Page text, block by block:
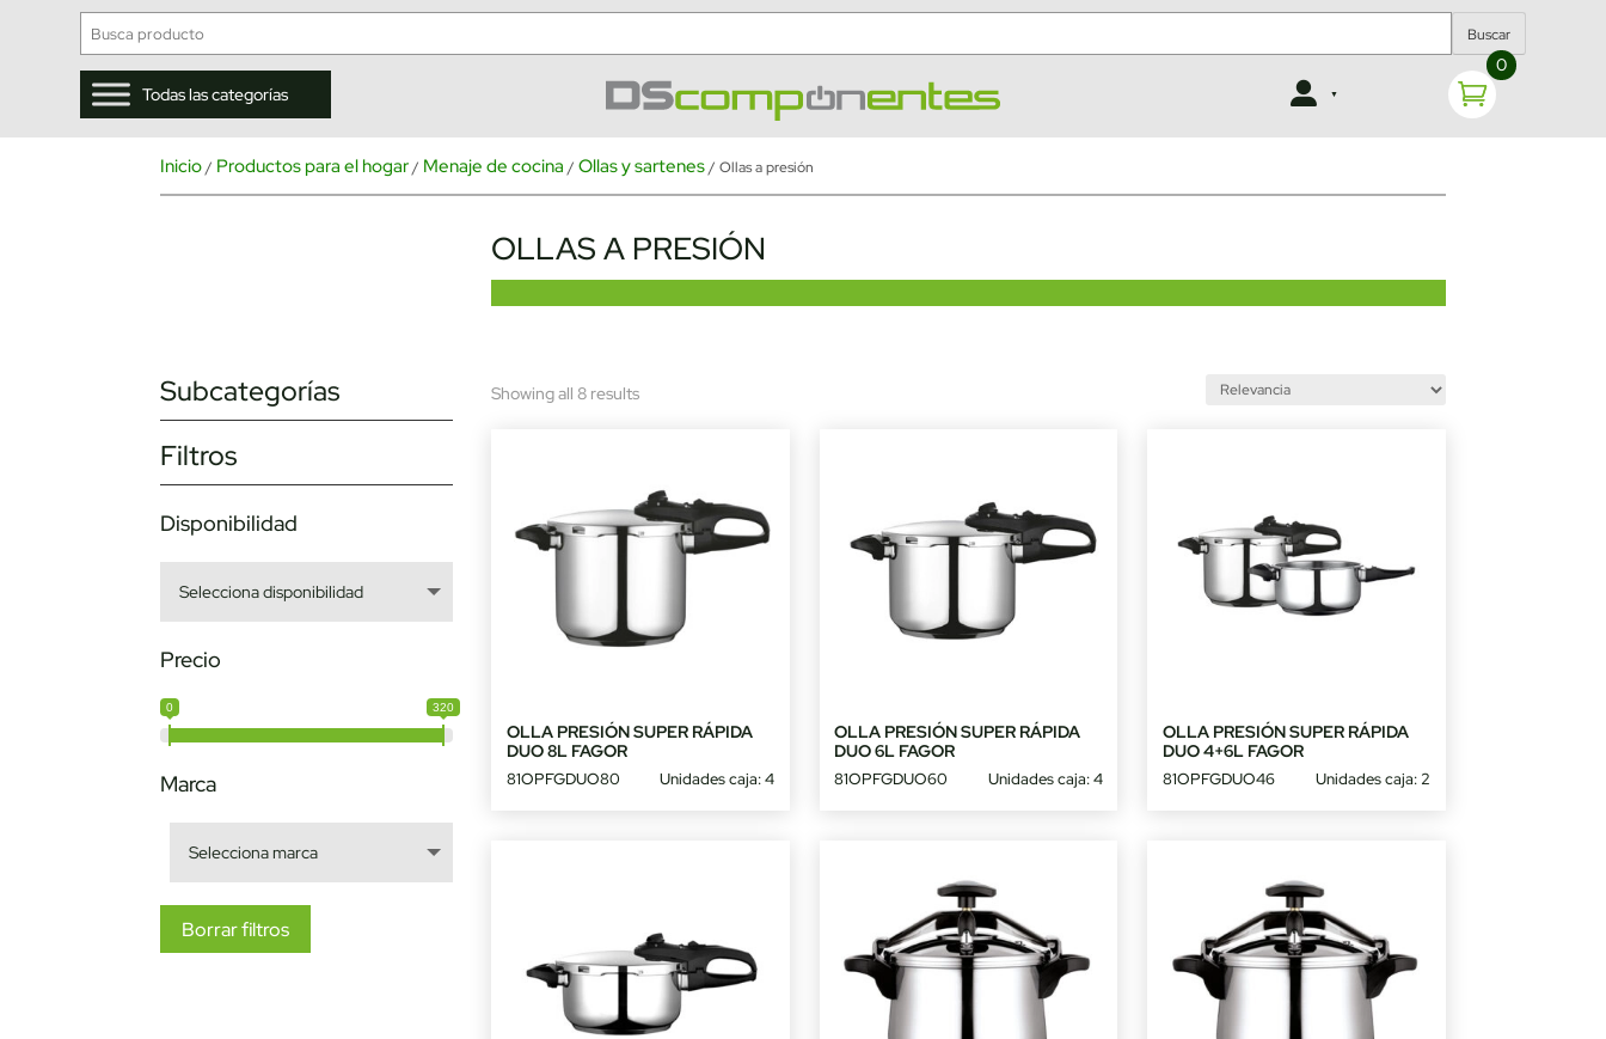
Buscar
Todas las categorías
0
Inicio/ Productos para el hogar/ Menaje de cocina /Ollas y sartenes/ Ollas a presión
OLLAS A PRESIÓN
Subcategorías
Filtros
Disponibilidad
Precio
0 320
Marca
Borrar filtros
Showing all 8 resultsSorted
OLLA PRESIÓN SUPER RÁPIDA
DUO 8L FAGOR
81OPFGDUO80 Unidades caja: 4
OLLA PRESIÓN SUPER RÁPIDA
DUO 6L FAGOR
81OPFGDUO60 Unidades caja: 4
OLLA PRESIÓN SUPER RÁPIDA
DUO 4+6L FAGOR
81OPFGDUO46 Unidades caja: 2